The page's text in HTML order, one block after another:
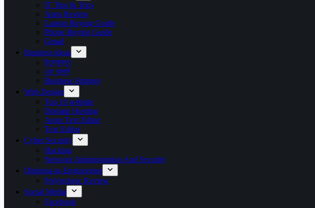
IT Tips & Trics
Apps Review
Laptop Buying Guide
Phone Buying Guide
Gmail
Business ideas
উদ্যোক্তা
এফ কমার্স
Business Strategy
Web Design
Top 10 website
Domain Hosting
Atom Text Editor
Text Editor
Cyber Security
Hacking
Network Administration And Security
Diploma-in-Engineering
Polytechnic Review
Social Media
Facebook